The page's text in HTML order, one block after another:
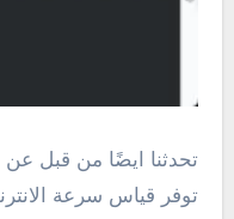
توفر قياس سرعة